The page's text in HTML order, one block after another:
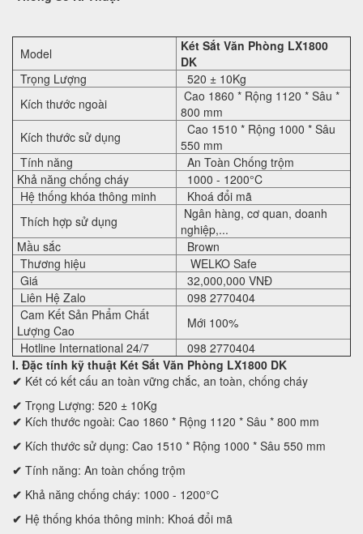
Model
Két Sắt Văn Phòng LX1800
DK
Trọng Lượng
520 ± 10Kg
Kích thước ngoài
Cao 1860 * Rộng 1120 * Sâu *
800 mm
Kích thước sử dụng
Cao 1510 * Rộng 1000 * Sâu
550 mm
Tính năng
An Toàn Chống trộm
Khả năng chống cháy
1000 - 1200°C
Hệ thống khóa thông minh
Khoá đổi mã
Thích hợp sử dụng
Ngân hàng, cơ quan, doanh
nghiệp,...
Mầu sắc
Brown
Thương hiệu
WELKO Safe
Giá
32,000,000 VNĐ
Liên Hệ Zalo
098 2770404
Cam Kết Sản Phẩm Chất
Lượng Cao
Mới 100%
Hotline International 24/7
098 2770404
I. Đặc tính kỹ thuật Két Sắt Văn Phòng LX1800 DK
✔ Két có kết cấu an toàn vững chắc, an toàn, chống cháy
✔ Trọng Lượng: 520 ± 10Kg
✔ Kích thước ngoài: Cao 1860 * Rộng 1120 * Sâu * 800 mm
✔ Kích thước sử dụng: Cao 1510 * Rộng 1000 * Sâu 550 mm
✔ Tính năng: An toàn chống trộm
✔ Khả năng chống cháy: 1000 - 1200°C
✔ Hệ thống khóa thông minh: Khoá đổi mã